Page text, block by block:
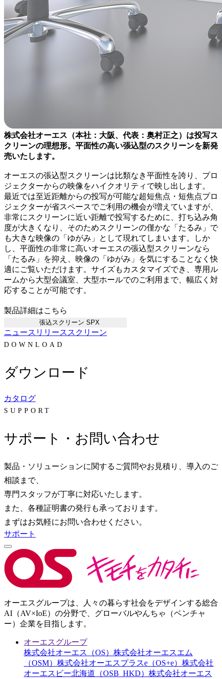
株式会社オーエス（本社：大阪、代表：奥村正之）は投写ス
クリーンの理想形。平面性の高い張込型のスクリーンを新発
売いたします。
オーエスの張込型スクリーンは比類なき平面性を誇り、プロ
ジェクターからの映像をハイクオリティで映し出します。
最近では至近距離からの投写が可能な超短焦点・短焦点プロ
ジェクターが省スペースでご利用の機会が増えていますが、
非常にスクリーンに近い距離で投写するために、打ち込み角
度が大きくなり、そのためスクリーンの僅かな「たるみ」で
も大きな映像の「ゆがみ」として現れてしまいます。しか
し、平面性の非常に高いオーエスの張込型スクリーンなら
「たるみ」を抑え、映像の「ゆがみ」を気にすることなく快
適にご覧いただけます。サイズもカスタマイズでき、専用ル
ームから大型会議室、大型ホールでのご利用まで、幅広く対
応することが可能です。
製品詳細はこちら
張込スクリーン SPX
ニュースリリース スクリーン
DOWNLOAD
ダウンロード
カタログ
SUPPORT
サポート・お問い合わせ
製品・ソリューションに関するご質問やお見積り、導入のご
相談まで、
専門スタッフが丁寧に対応いたします。
また、各種証明書の発行も承っております。
まずはお気軽にお問い合わせください。
サポート
オーエスグループは、人々の暮らす社会をデザインする総合
AI（AV×IoE）の分野で、グローバルやんちゃ（ベンチャ
ー）企業を目指します。
オーエスグループ
株式会社オーエス（OS） 株式会社オーエスエム
（OSM） 株式会社オーエスプラスe（OS+e） 株式会社
オーエスビー北海道（OSB_HKD） 株式会社オーエス